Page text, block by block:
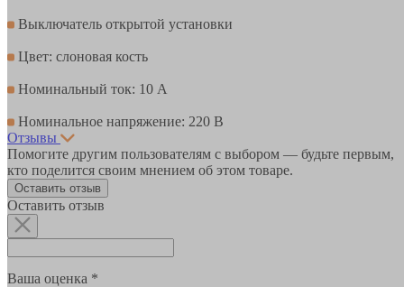
Выключатель открытой установки
Цвет: слоновая кость
Номинальный ток: 10 А
Номинальное напряжение: 220 В
Отзывы
Помогите другим пользователям с выбором — будьте первым,
кто поделится своим мнением об этом товаре.
Оставить отзыв
Оставить отзыв
Ваша оценка *